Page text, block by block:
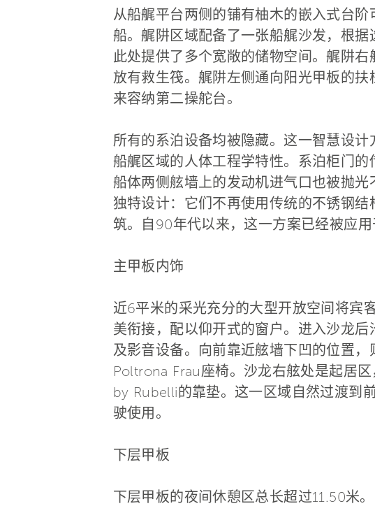
从船艉平台两侧的铺有柚木的嵌入式台
船。艉阱区域配备了一张船艉沙发，根
此处提供了多个宽敞的储物空间。艉阱
放有救生筏。艉阱左侧通向阳光甲板的
来容纳第二操舵台。
所有的系泊设备均被隐藏。这一智慧设
船艉区域的人体工程学特性。系泊柜门
船体两侧舷墙上的发动机进气口也被抛
独特设计：它们不再使用传统的不锈钢
筑。自90年代以来，这一方案已经被应用
主甲板内饰
近6平米的采光充分的大型开放空间将宾
美衔接，配以仰开式的窗户。进入沙龙
及影音设备。向前靠近舷墙下凹的位置
Poltrona Frau座椅。沙龙右舷处是起居
by Rubelli的靠垫。这一区域自然过渡到
驶使用。
下层甲板
下层甲板的夜间休憩区总长超过11.50米